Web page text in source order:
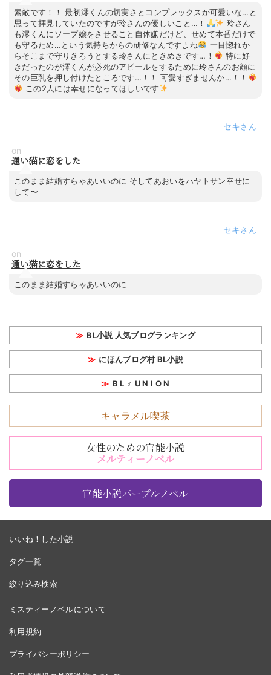
素敵です！！ 最初澪くんの切実さとコンプレックスが可愛いな…と
思って拝見していたのですが玲さんの優しいこと…！
玲さん
も澪くんにソープ嬢をさせること自体嫌だけど、せめて本番だけで
も守るため…という気持ちからの研修なんですよね
一目惚れか
らそこまで守りきろうとする玲さんにときめきです…！
特に好
きだったのが澪くんが必死のアピールをするために玲さんのお顔に
その巨乳を押し付けたところです…！！ 可愛すぎませんか…！！
この2人には幸せになってほしいです
セキ
on
通い猫に恋をした
このまま結婚すらゃあいいのに そしてあおいをハヤトサン幸せに
して〜
セキ
on
通い猫に恋をした
このまま結婚すらゃあいいのに
BL小説 人気ブログランキング
にほんブログ村 BL小説
B L ♂ U N I O N
キャラメル喫茶
女性のための官能小説
メルティーノベル
官能小説パープルノベル
いいね！した小説
タグ一覧
絞り込み検索
ミスティーノベルについて
利用規約
プライバシーポリシー